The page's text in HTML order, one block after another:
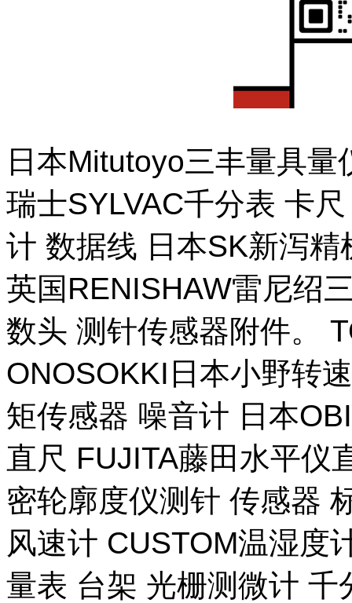
日本Mitutoyo三丰量具
瑞士SYLVAC千分表 卡
计 数据线 日本SK新泻
英国RENISHAW雷尼绍
数头 测针传感器附件。
ONOSOKKI日本小野转
矩传感器 噪音计 日本
直尺 FUJITA藤田水平仪
密轮廓度仪测针 传感器
风速计 CUSTOM温湿度
量表 台架 光栅测微计